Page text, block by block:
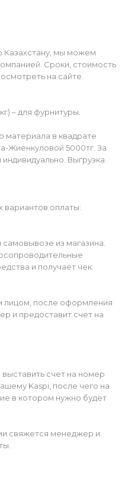
Казахстану, мы можем
Сроки, стоимость
на сайте.
– для фурнитуры.
материала в квадрате
Жиенкуловой 5000тг. За
Выгрузка
вариантов оплаты:
из магазина.
и получает чек.
лицом, после оформления
и предоставит счет на
счет на номер
Kaspi, после чего на
в котором нужно будет
свяжется менеджер и